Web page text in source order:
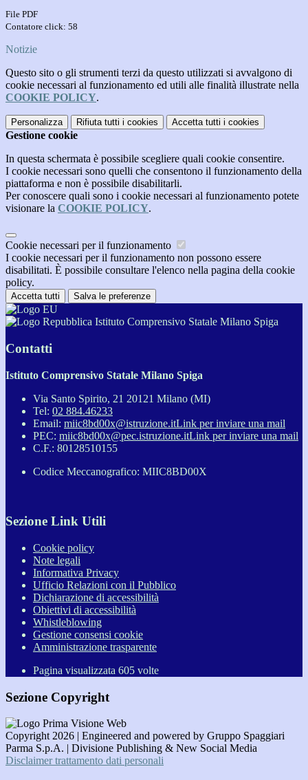
File PDF
Contatore click: 58
Notizie
Questo sito o gli strumenti terzi da questo utilizzati si avvalgono di
cookie necessari al funzionamento ed utili alle finalità illustrate nella
COOKIE POLICY.
Personalizza Rifiuta tutti i cookies Accetta tutti i cookies
Gestione cookie
In questa schermata è possibile scegliere quali cookie consentire.
I cookie necessari sono quelli che consentono il funzionamento della
piattaforma e non è possibile disabilitarli.
Per conoscere quali sono i cookie necessari al funzionamento potete
visionare la COOKIE POLICY.
Cookie necessari per il funzionamento
I cookie necessari per il funzionamento non possono essere
disabilitati. È possibile consultare l'elenco nella pagina della cookie
policy.
Accetta tutti Salva le preferenze
Istituto Comprensivo Statale Milano Spiga
Contatti
Istituto Comprensivo Statale Milano Spiga
Via Santo Spirito, 21 20121 Milano (MI)
Tel: 02 884.46233
Email: miic8bd00x@istruzione.itLink per inviare una mail
PEC: miic8bd00x@pec.istruzione.itLink per inviare una mail
C.F.: 80128510155
Codice Meccanografico: MIIC8BD00X
Sezione Link Utili
Cookie policy
Note legali
Informativa Privacy
Ufficio Relazioni con il Pubblico
Dichiarazione di accessibilità
Obiettivi di accessibilità
Whistleblowing
Gestione consensi cookie
Amministrazione trasparente
Pagina visualizzata 605 volte
Sezione Copyright
Copyright 2026 | Engineered and powered by Gruppo Spaggiari
Parma S.p.A. | Divisione Publishing & New Social Media
Disclaimer trattamento dati personali